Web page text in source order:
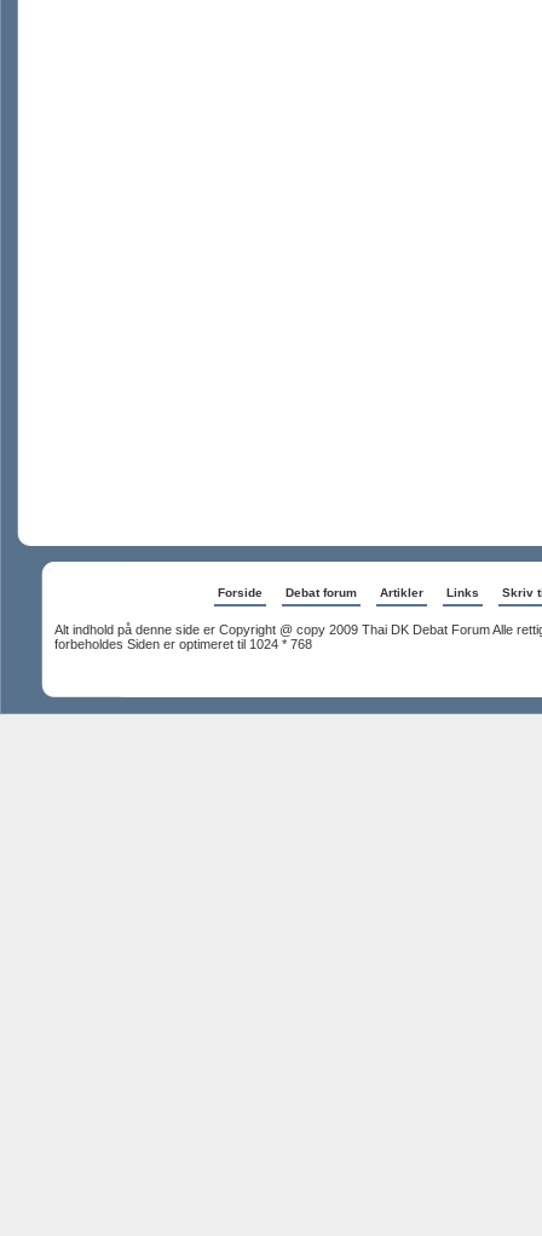
Forside Debat forum Artikler Links Skriv
Alt indhold på denne side er Copyright @ copy 2009 Thai DK Debat Forum Alle
forbeholdes Siden er optimeret til 1024 * 768